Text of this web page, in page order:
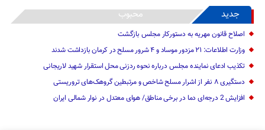
جدید محبوب
اصلاح قانون مهریه به دستورکار مجلس بازگشت
وزارت اطلاعات: ۲۱ مزدور موساد و ۴ شرور مسلح در کرمان بازداشت شدند
تکذیب ادعای نماینده مجلس درباره نحوه ردزنی محل استقرار شهید لاریجانی
دستگیری ۸ نفر از اشرار مسلح شاخص و مرتبطین گروهک‌های تروریستی
افزایش 2 درجه‌ای دما در برخی مناطق/ هوای معتدل در نوار شمالی ایران